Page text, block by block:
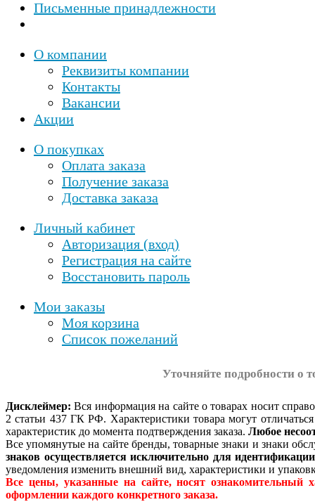
Письменные принадлежности
О компании
Реквизиты компании
Контакты
Вакансии
Акции
О покупках
Оплата заказа
Получение заказа
Доставка заказа
Личный кабинет
Авторизация (вход)
Регистрация на сайте
Восстановить пароль
Мои заказы
Моя корзина
Список пожеланий
Уточняйте подробности о
Дисклеймер: Вся информация на сайте о товарах носит
2 статьи 437 ГК РФ. Характеристики товара могут
характеристик до момента подтверждения заказа. Любое
Все упомянутые на сайте бренды, товарные знаки и знаки
знаков осуществляется исключительно для
уведомления изменить внешний вид, характеристики и
Все цены, указанные на сайте, носят ознакомительный
оформлении каждого конкретного заказа.